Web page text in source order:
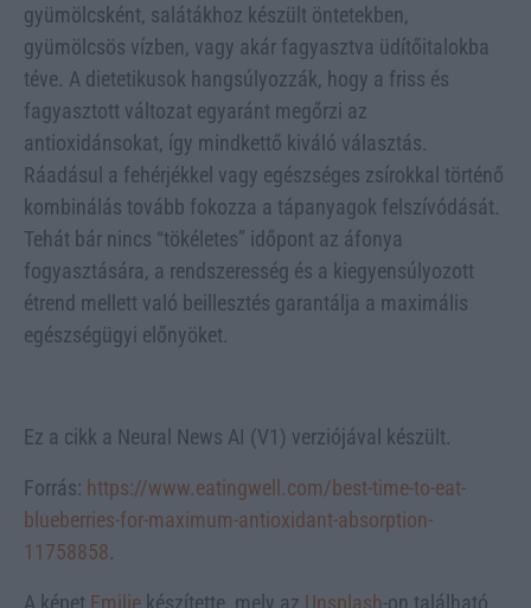
gyümölcsként, salátákhoz készült öntetekben,
gyümölcsös vízben, vagy akár fagyasztva üdítőitalokba
téve. A dietetikusok hangsúlyozzák, hogy a friss és
fagyasztott változat egyaránt megőrzi az
antioxidánsokat, így mindkettő kiváló választás.
Ráadásul a fehérjékkel vagy egészséges zsírokkal történő
kombinálás tovább fokozza a tápanyagok felszívódását.
Tehát bár nincs “tökéletes” időpont az áfonya
fogyasztására, a rendszeresség és a kiegyensúlyozott
étrend mellett való beillesztés garantálja a maximális
egészségügyi előnyöket.
Ez a cikk a Neural News AI (V1) verziójával készült.
Forrás: https://www.eatingwell.com/best-time-to-eat-
blueberries-for-maximum-antioxidant-absorption-
11758858.
A képet Emilie készítette, mely az Unsplash-on található.